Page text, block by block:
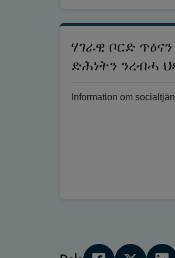
ሃገራዊ ቦርድ
ድሕነትን ንረብሓ
Information om